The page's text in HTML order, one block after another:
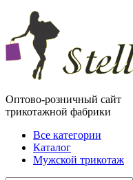
Оптово-розничный сайт
трикотажной фабрики
Все категории
Каталог
Мужской трикотаж